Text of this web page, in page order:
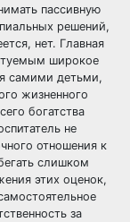
пассивную
решений,
нет. Главная
широкое
самими детьми,
жизненного
богатства
не
отношения к
слишком
этих оценок,
за